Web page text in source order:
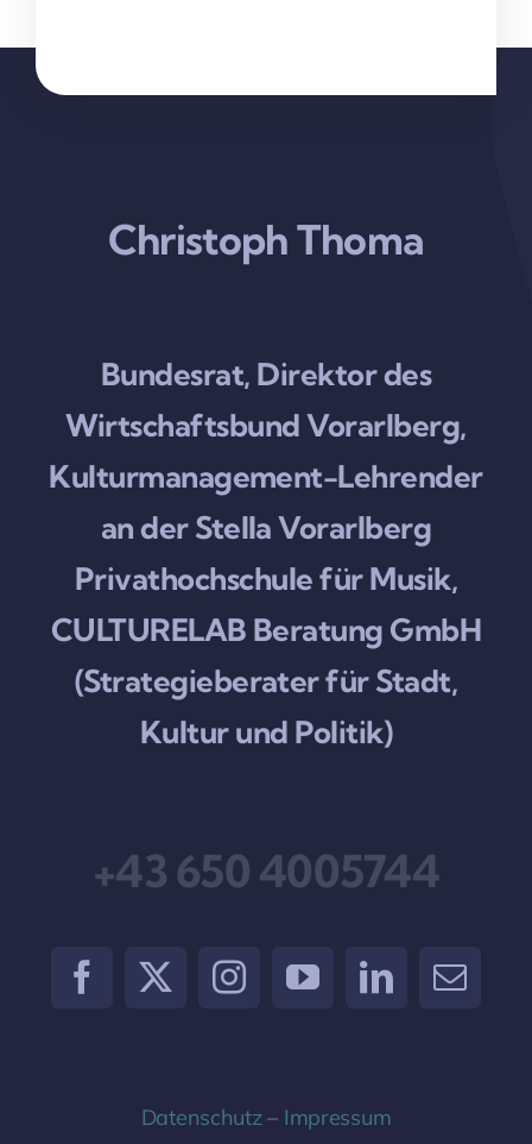
Christoph Thoma
Bundesrat, Direktor des
Wirtschaftsbund Vorarlberg,
Kulturmanagement-Lehrender
an der Stella Vorarlberg
Privathochschule für Musik,
CULTURELAB Beratung GmbH
(Strategieberater für Stadt,
Kultur und Politik)
+43 650 4005744
Datenschutz– Impressum